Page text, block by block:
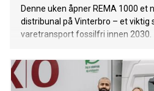
Denne uken åpner REMA 1000 et
distribunal på Vinterbro – et viktig
varetransport fossilfri innen 2030.